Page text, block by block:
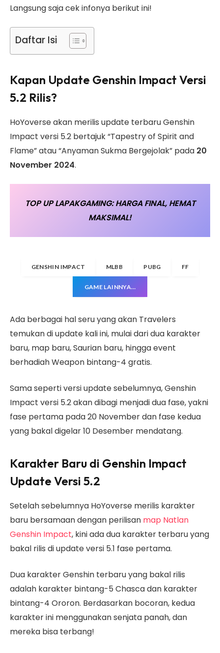
Langsung saja cek infonya berikut ini!
Daftar Isi
Kapan Update Genshin Impact Versi
5.2 Rilis?
HoYoverse akan merilis update terbaru Genshin
Impact versi 5.2 bertajuk “Tapestry of Spirit and
Flame” atau “Anyaman Sukma Bergejolak” pada 20
November 2024.
TOP UP LAPAKGAMING: HARGA FINAL, HEMAT
MAKSIMAL!
GENSHIN IMPACT MLBB PUBG FF
GAME LAINNYA…
Ada berbagai hal seru yang akan Travelers
temukan di update kali ini, mulai dari dua karakter
baru, map baru, Saurian baru, hingga event
berhadiah Weapon bintang-4 gratis.
Sama seperti versi update sebelumnya, Genshin
Impact versi 5.2 akan dibagi menjadi dua fase, yakni
fase pertama pada 20 November dan fase kedua
yang bakal digelar 10 Desember mendatang.
Karakter Baru di Genshin Impact
Update Versi 5.2
Setelah sebelumnya HoYoverse merilis karakter
baru bersamaan dengan perilisan map Natlan
Genshin Impact, kini ada dua karakter terbaru yang
bakal rilis di update versi 5.1 fase pertama.
Dua karakter Genshin terbaru yang bakal rilis
adalah karakter bintang-5 Chasca dan karakter
bintang-4 Ororon. Berdasarkan bocoran, kedua
karakter ini menggunakan senjata panah, dan
mereka bisa terbang!